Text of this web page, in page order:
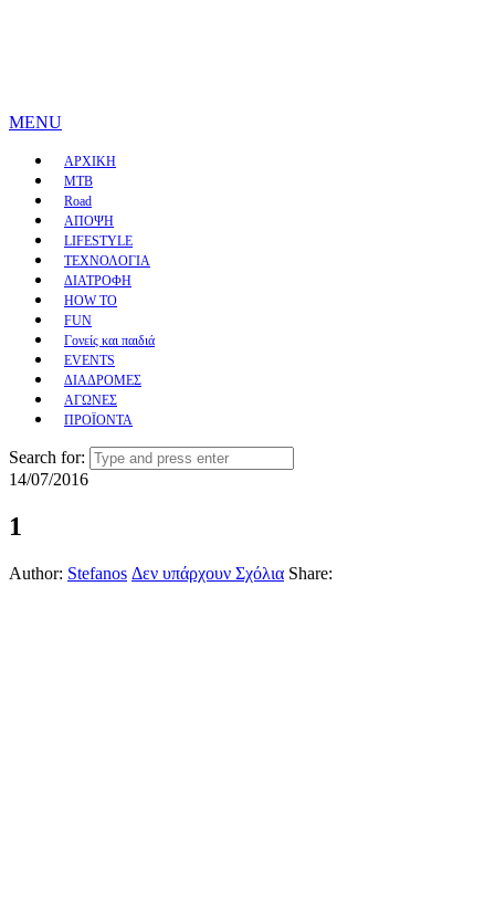
MENU
ΑΡΧΙΚΗ
MTB
Road
ΑΠΟΨΗ
LIFESTYLE
ΤΕΧΝΟΛΟΓΙΑ
ΔΙΑΤΡΟΦΗ
HOW TO
FUN
Γονείς και παιδιά
EVENTS
ΔΙΑΔΡΟΜΕΣ
ΑΓΩΝΕΣ
ΠΡΟΪΟΝΤΑ
Search for:
14/07/2016
1
Author: Stefanos Δεν υπάρχουν Σχόλια Share: